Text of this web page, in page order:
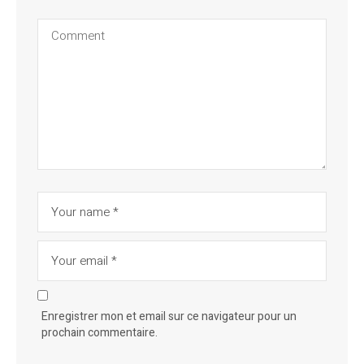
Enregistrer mon et email sur ce navigateur pour un
prochain commentaire.